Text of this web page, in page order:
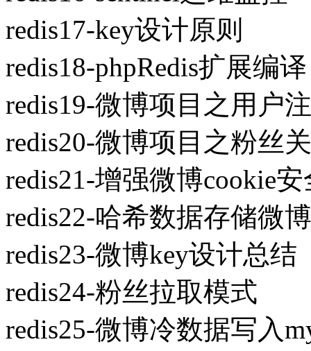
redis17-key设计原则
redis18-phpRedis扩展编译
redis19-微博项目之用户
redis20-微博项目之粉丝
redis21-增强微博cookie安
redis22-哈希数据存储微博
redis23-微博key设计总结
redis24-粉丝拉取模式
redis25-微博冷数据写入